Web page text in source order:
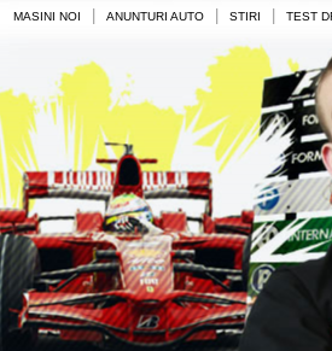
MASINI NOI ANUNTURI AUTO STIRI TEST